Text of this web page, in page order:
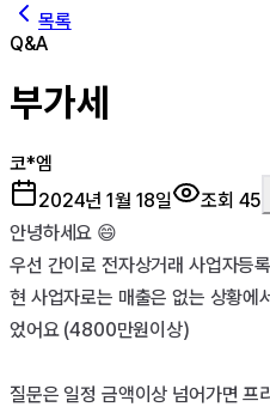
목록
Q&A
부가세
코*엠
2024년 1월 18일
조회 45
안녕하세요 😄
우선 간이로 전자상거래 사업자등
현 사업자로는 매출은 없는 상황
었어요 (4800만원이상)
질문은 일정 금액이상 넘어가면 프